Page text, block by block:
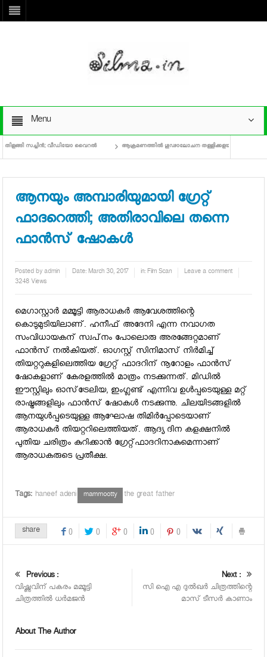
Menu
സച്ചിന്‍; വീഡിയോ വൈറല്‍ ആക്രമണത്തില്‍ ഗൂഢാലോചന തള്ളിക്കളയാനാകില്ല: ഭാവന,
ആനയും അമ്പാരിയുമായി ഗ്രേറ്റ്
ഫാദറെത്തി; അതിരാവിലെ തന്നെ
ഫാന്‍സ് ഷോകള്‍
Posted byadmin Date:March 30, 2017 in:Film Scan
Leave a comment
3248 Views
മെഗാസ്റ്റാര്‍ മമ്മൂട്ടി ആരാധകര്‍ ആവേശത്തിന്റെ
കൊടുമുടിയിലാണ്. ഹനീഫ് അദേനി എന്ന നവാഗത
സംവിധായകന് സ്വപ്‌നം പോലൊരു അരങ്ങേറ്റമാണ്
ഫാന്‍സ് നല്‍കിയത്. ഓഗസ്റ്റ് സിനിമാസ് നിര്‍മിച്ച്
തിയറ്ററുകളിലെത്തിയ ഗ്രേറ്റ് ഫാദറിന് നൂറോളം ഫാന്‍സ്
ഷോകളാണ് കേരളത്തില്‍ മാത്രം നടക്കുന്നത്. മിഡില്‍
ഈസ്റ്റിലും ഓസ്‌ട്രേലിയ, ഇംഗ്ലണ്ട് എന്നിവ ഉള്‍പ്പടെയുള്ള മറ്റ്
രാഷ്ട്രങ്ങളിലും ഫാന്‍സ് ഷോകള്‍ നടക്കുന്നു. ചിലയിടങ്ങളില്‍
ആനയുള്‍പ്പടെയുള്ള ആഘോഷ തിമിര്‍പ്പോടെയാണ്
ആരാധകര്‍ തിയറ്ററിലെത്തിയത്. ആദ്യ ദിന കളക്ഷനില്‍
പുതിയ ചരിത്രം കുറിക്കാന്‍ ഗ്രേറ്റ്ഫാദറിനാകുമെന്നാണ്
ആരാധകരുടെ പ്രതീക്ഷ.
Tags: haneef adeni mammootty the great father
share 0 0 0 0 0
Previous :
വിഷ്ണുവിന് പകരം മമ്മൂട്ടി
ചിത്രത്തില്‍ ധര്‍മജന്‍
Next :
സി ഐ എ ദുല്‍ഖര്‍ ചിത്രത്തിന്റെ
മാസ് ടീസര്‍ കാണാം
About The Author